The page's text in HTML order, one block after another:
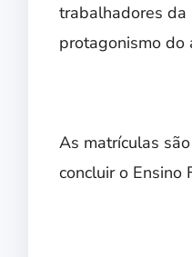
trabalhadores da
protagonismo do
As matrículas
concluir o Ensino